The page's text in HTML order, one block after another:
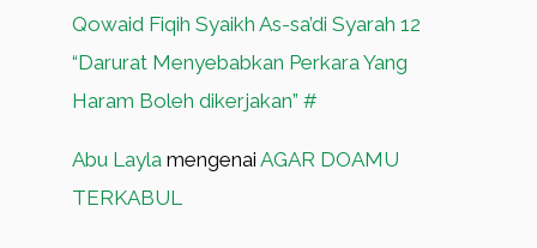
Qowaid Fiqih Syaikh As-sa’di Syarah 12
“Darurat Menyebabkan Perkara Yang
Haram Boleh dikerjakan” #
Abu Layla mengenai AGAR DOAMU
TERKABUL